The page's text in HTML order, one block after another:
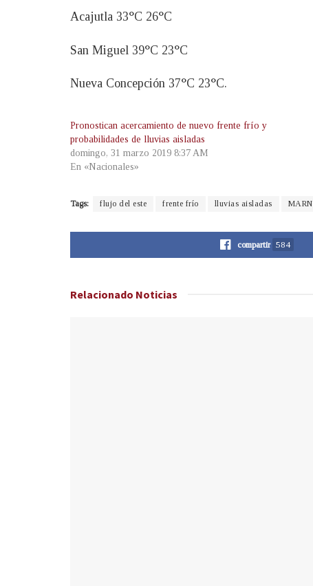
Acajutla 33°C 26°C
San Miguel 39°C 23°C
Nueva Concepción 37°C 23°C.
Pronostican acercamiento de nuevo frente frío y
probabilidades de lluvias aisladas
domingo, 31 marzo 2019 8:37 AM
En «Nacionales»
Tags: flujo del este frente frío lluvias aisladas MARN
compartir 584
Relacionado Noticias